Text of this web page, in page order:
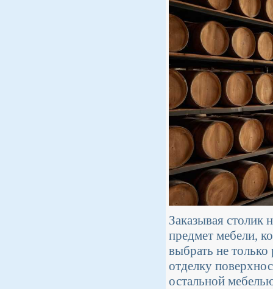
Заказывая столик
предмет мебели,
выбрать не
отделку
остальной